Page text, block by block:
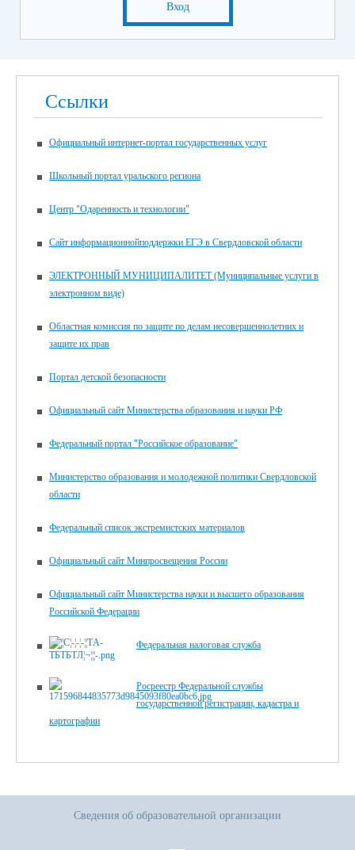
Вход
Ссылки
Официальный интернет-портал государственных услуг
Школьный портал уральского региона
Центр "Одаренность и технологии"
Сайт информационнойподдержки ЕГЭ в Свердловской области
ЭЛЕКТРОННЫЙ МУНИЦИПАЛИТЕТ (Муниципальные услуги в
электронном виде)
Областная комиссия по защите по делам несовершеннолетних и
защите их прав
Портал детской безопасности
Официальный сайт Министерства образования и науки РФ
Федеральный портал "Российское образование"
Министерство образования и молодежной политики Свердловской
области
Федеральный список экстремистских материалов
Официальный сайт Минпросвещения России
Официальный сайт Министерства науки и высшего образования
Российской Федерации
Федеральная налоговая служба
Росреестр Федеральной службы
государственной регистрации, кадастра и
картографии
Сведения об образовательной организации